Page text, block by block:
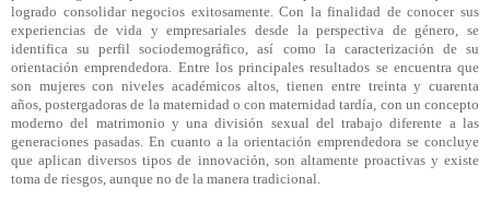
logrado consolidar negocios exitosamente. Con la finalidad de conocer sus
experiencias de vida y empresariales desde la perspectiva de género, se
identifica su perfil sociodemográfico, así como la caracterización de su
orientación emprendedora. Entre los principales resultados se encuentra que
son mujeres con niveles académicos altos, tienen entre treinta y cuarenta
años,postergadoras de la maternidad o con maternidad tardía, con un concepto
moderno del matrimonio y una división sexual del trabajo diferente a las
generaciones pasadas. En cuanto a la orientación emprendedora se concluye
que aplican diversos tipos de innovación, son altamente proactivas y existe
toma de riesgos, aunque no de la manera tradicional.